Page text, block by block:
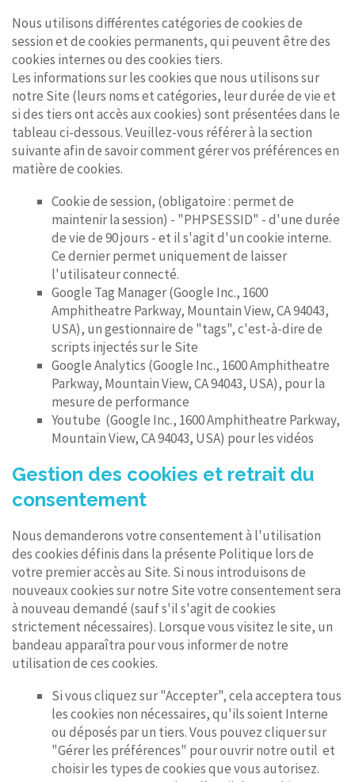
Nous utilisons différentes catégories de cookies de
session et de cookies permanents, qui peuvent être des
cookies internes ou des cookies tiers.
Les informations sur les cookies que nous utilisons sur
notre Site (leurs noms et catégories, leur durée de vie et
si des tiers ont accès aux cookies) sont présentées dans le
tableau ci-dessous. Veuillez-vous référer à la section
suivante afin de savoir comment gérer vos préférences en
matière de cookies.
Cookie de session, (obligatoire : permet de
maintenir la session) - "PHPSESSID" - d'une durée
de vie de 90 jours - et il s'agit d'un cookie interne.
Ce dernier permet uniquement de laisser
l'utilisateur connecté.
Google Tag Manager (Google Inc., 1600
Amphitheatre Parkway, Mountain View, CA 94043,
USA), un gestionnaire de "tags", c'est-à-dire de
scripts injectés sur le Site
Google Analytics (Google Inc., 1600 Amphitheatre
Parkway, Mountain View, CA 94043, USA), pour la
mesure de performance
Youtube (Google Inc., 1600 Amphitheatre Parkway,
Mountain View, CA 94043, USA) pour les vidéos
Gestion des cookies et retrait du
consentement
Nous demanderons votre consentement à l'utilisation
des cookies définis dans la présente Politique lors de
votre premier accès au Site. Si nous introduisons de
nouveaux cookies sur notre Site votre consentement sera
à nouveau demandé (sauf s'il s'agit de cookies
strictement nécessaires). Lorsque vous visitez le site, un
bandeau apparaîtra pour vous informer de notre
utilisation de ces cookies.
Si vous cliquez sur "Accepter", cela acceptera tous
les cookies non nécessaires, qu'ils soient Interne
ou déposés par un tiers. Vous pouvez cliquer sur
"Gérer les préférences" pour ouvrir notre outil et
choisir les types de cookies que vous autorisez.